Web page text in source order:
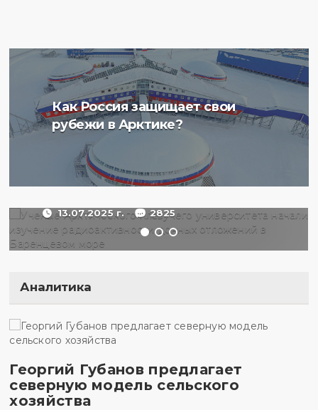
Как Россия защищает свои
рубежи в Арктике?
Ученые Арктического
плавучего университета
радиоактивности донных
отложений в Баренцевом
13.07.2025 г. 2825
Аналитика
Георгий Губанов предлагает
северную модель сельского
хозяйства